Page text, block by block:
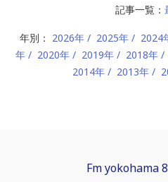
記事一覧：
年別： 2026年 2025年 2024
年
2020年 2019年 2018年
2014年
2013年
Fm yokohama